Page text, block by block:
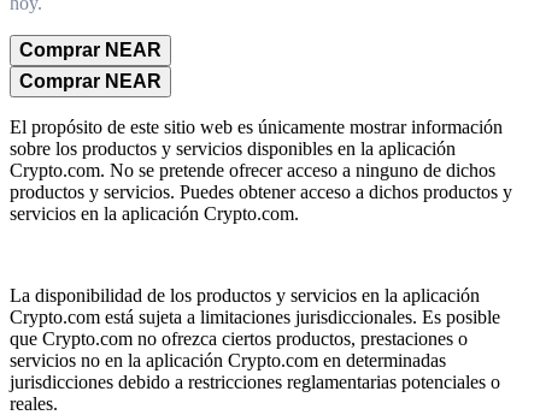
Comprar NEAR
Comprar NEAR
El propósito de este sitio web es únicamente mostrar información
sobre los productos y servicios disponibles en la aplicación
Crypto.com. No se pretende ofrecer acceso a ninguno de dichos
productos y servicios. Puedes obtener acceso a dichos productos y
servicios en la aplicación Crypto.com.
La disponibilidad de los productos y servicios en la aplicación
Crypto.com está sujeta a limitaciones jurisdiccionales. Es posible
que Crypto.com no ofrezca ciertos productos, prestaciones o
servicios no en la aplicación Crypto.com en determinadas
jurisdicciones debido a restricciones reglamentarias potenciales o
reales.